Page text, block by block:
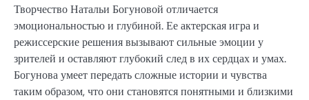
Творчество Натальи Богуновой отличается
эмоциональностью и глубиной. Ее актерская игра и
режиссерские решения вызывают сильные эмоции у
зрителей и оставляют глубокий след в их сердцах и умах.
Богунова умеет передать сложные истории и чувства
таким образом, что они становятся понятными и близкими